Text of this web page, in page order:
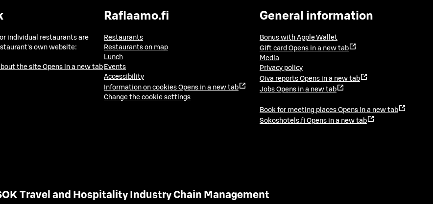
individual restaurants are
own website:
the site Opens in a new tab
Raflaamo.fi
Restaurants
Restaurants on map
Lunch
Events
Accessibility
Information on cookies Opens in a new tab
Change the cookie settings
General information
Bonus with Apple Wallet
Gift card Opens in a new tab
Media
Privacy policy
Oiva reports Opens in a new tab
Jobs Opens in a new tab
Book for meeting places Opens in a new tab
Sokoshotels.fi Opens in a new tab
Travel and Hospitality Industry Chain Management